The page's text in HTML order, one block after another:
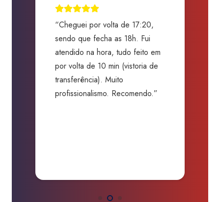
“Cheguei por volta de 17:20,
sendo que fecha as 18h. Fui
atendido na hora, tudo feito em
por volta de 10 min (vistoria de
transferência). Muito
profissionalismo. Recomendo.”